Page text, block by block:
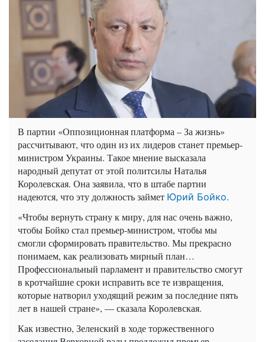
В партии «Оппозиционная платформа – За жизнь»
рассчитывают, что один из их лидеров станет премьер-
министром Украины. Такое мнение высказала
народный депутат от этой политсилы Наталья
Королевская. Она заявила, что в штабе партии
надеются, что эту должность займет Юрий Бойко.
«Чтобы вернуть страну к миру, для нас очень важно,
чтобы Бойко стал премьер-министром, чтобы мы
смогли сформировать правительство. Мы прекрасно
понимаем, как реализовать мирный план…
Профессиональный парламент и правительство смогут
в кротчайшие сроки исправить все те извращения,
которые натворил уходящий режим за последние пять
лет в нашей стране», — сказала Королевская.
Как известно, Зеленский в ходе торжественного